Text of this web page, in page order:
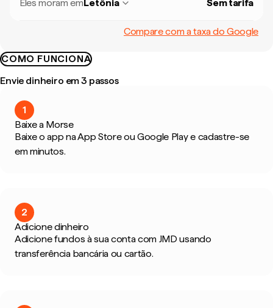
Eles moram emLetônia Sem tarifa
Compare com a taxa do Google
COMO FUNCIONA
Envie dinheiro em 3 passos
1
Baixe a Morse
Baixe o app na App Store ou Google Play e cadastre-se
em minutos.
2
Adicione dinheiro
Adicione fundos à sua conta com JMD usando
transferência bancária ou cartão.